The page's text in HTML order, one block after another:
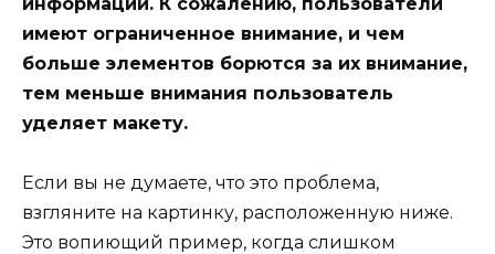
имеют ограниченное внимание, и чем
больше элементов борются за их внимание,
тем меньше внимания пользователь
уделяет макету.
Если вы не думаете, что это проблема,
взгляните на картинку, расположенную ниже.
Это вопиющий пример, когда слишком